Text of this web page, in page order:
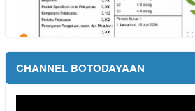
SIDA Today
datang ke puskesmas setempat kak...
CHANNEL BOTODAYAAN